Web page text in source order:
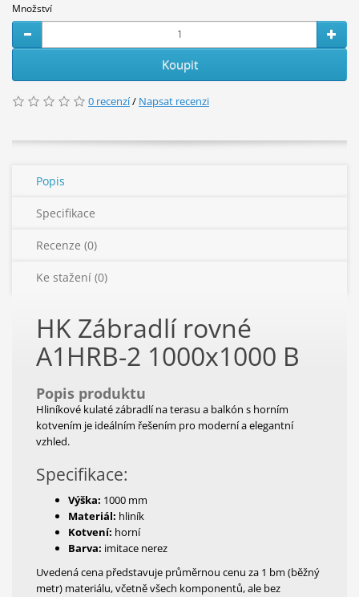
Množství
Koupit
0 recenzí/ Napsat recenzi
Popis
Specifikace
Recenze (0)
Ke stažení (0)
HK Zábradlí rovné
A1HRB-2 1000x1000 B
Popis produktu
Hliníkové kulaté zábradlí na terasu a balkón s horním
kotvením je ideálním řešením pro moderní a elegantní
vzhled.
Specifikace:
Výška: 1000 mm
Materiál: hliník
Kotvení: horní
Barva: imitace nerez
Uvedená cena představuje průměrnou cenu za 1 bm (běžný
metr) materiálu, včetně všech komponentů, ale bez